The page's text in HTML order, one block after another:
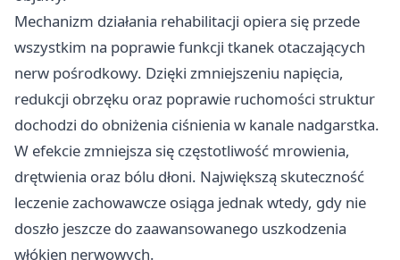
Mechanizm działania rehabilitacji opiera się przede
wszystkim na poprawie funkcji tkanek otaczających
nerw pośrodkowy. Dzięki zmniejszeniu napięcia,
redukcji obrzęku oraz poprawie ruchomości struktur
dochodzi do obniżenia ciśnienia w kanale nadgarstka.
W efekcie zmniejsza się częstotliwość mrowienia,
drętwienia oraz bólu dłoni. Największą skuteczność
leczenie zachowawcze osiąga jednak wtedy, gdy nie
doszło jeszcze do zaawansowanego uszkodzenia
włókien nerwowych.